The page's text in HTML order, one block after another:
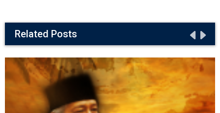
Related Posts